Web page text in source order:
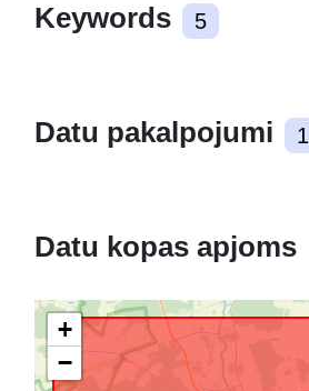
Keywords 5
Datu pakalpojumi 1
Datu kopas apjoms
+
−